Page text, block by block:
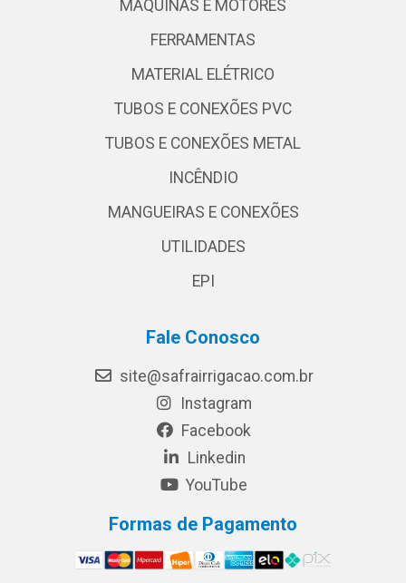
MÁQUINAS E MOTORES
FERRAMENTAS
MATERIAL ELÉTRICO
TUBOS E CONEXÕES PVC
TUBOS E CONEXÕES METAL
INCÊNDIO
MANGUEIRAS E CONEXÕES
UTILIDADES
EPI
Fale Conosco
site@safrairrigacao.com.br
Instagram
Facebook
Linkedin
YouTube
Formas de Pagamento